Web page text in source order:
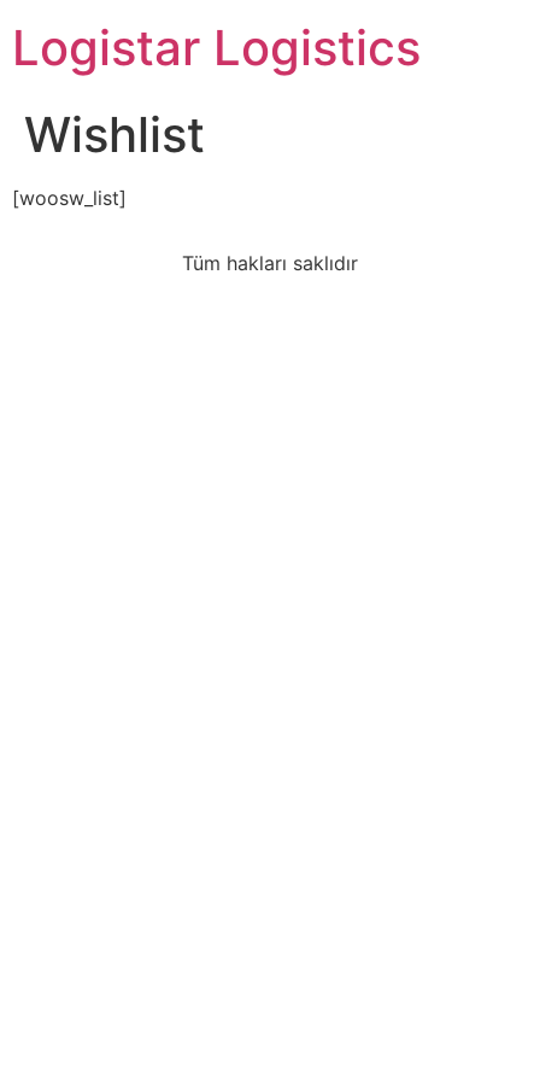
Logistar Logistics
Wishlist
[woosw_list]
Tüm hakları saklıdır